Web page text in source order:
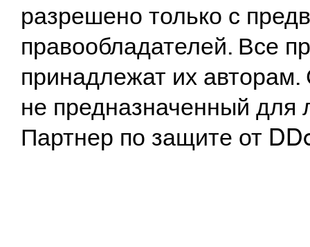
разрешено только с
правообладателей. Все
принадлежат их
не предназначенный
Партнер по защите от